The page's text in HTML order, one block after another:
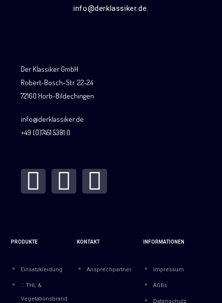
info@derklassiker.de.
Der Klassiker GmbH
Robert-Bosch-Str. 22-24
72160 Horb-Bildechingen
info@derklassiker.de
+49 (0)7451 5381 0
PRODUKTE
Einsatzkleidung
THL &
Vegetationsbrand
KONTAKT
Ansprechpartner
INFORMATIONEN
Impressum
AGBs
Datenschutz